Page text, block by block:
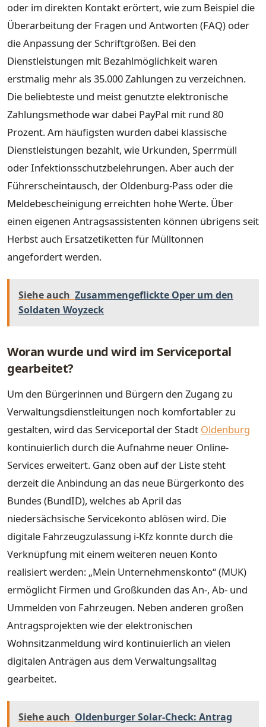
oder im direkten Kontakt erörtert, wie zum Beispiel die
Überarbeitung der Fragen und Antworten (FAQ) oder
die Anpassung der Schriftgrößen. Bei den
Dienstleistungen mit Bezahlmöglichkeit waren
erstmalig mehr als 35.000 Zahlungen zu verzeichnen.
Die beliebteste und meist genutzte elektronische
Zahlungsmethode war dabei PayPal mit rund 80
Prozent. Am häufigsten wurden dabei klassische
Dienstleistungen bezahlt, wie Urkunden, Sperrmüll
oder Infektionsschutzbelehrungen. Aber auch der
Führerscheintausch, der Oldenburg-Pass oder die
Meldebescheinigung erreichten hohe Werte. Über
einen eigenen Antragsassistenten können übrigens seit
Herbst auch Ersatzetiketten für Mülltonnen
angefordert werden.
Siehe auch Zusammengeflickte Oper um den
Soldaten Woyzeck
Woran wurde und wird im Serviceportal
gearbeitet?
Um den Bürgerinnen und Bürgern den Zugang zu
Verwaltungsdienstleitungen noch komfortabler zu
gestalten, wird das Serviceportal der Stadt Oldenburg
kontinuierlich durch die Aufnahme neuer Online-
Services erweitert. Ganz oben auf der Liste steht
derzeit die Anbindung an das neue Bürgerkonto des
Bundes (BundID), welches ab April das
niedersächsische Servicekonto ablösen wird. Die
digitale Fahrzeugzulassung i-Kfz konnte durch die
Verknüpfung mit einem weiteren neuen Konto
realisiert werden: „Mein Unternehmenskonto“ (MUK)
ermöglicht Firmen und Großkunden das An-, Ab- und
Ummelden von Fahrzeugen. Neben anderen großen
Antragsprojekten wie der elektronischen
Wohnsitzanmeldung wird kontinuierlich an vielen
digitalen Anträgen aus dem Verwaltungsalltag
gearbeitet.
Siehe auch Oldenburger Solar-Check: Antrag